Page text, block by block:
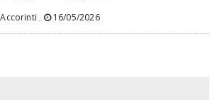
, 16/05/2026